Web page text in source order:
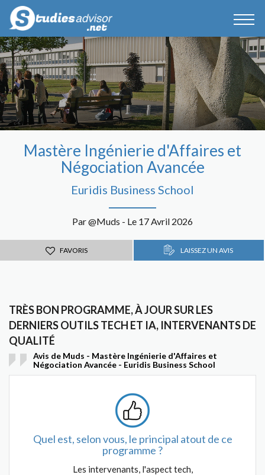
Mastère Ingénierie d'Affaires et
Négociation Avancée
Euridis Business School
Par @Muds - Le 17 Avril 2026
FAVORIS LAISSEZ UN AVIS
TRÈS BON PROGRAMME, À JOUR SUR LES
DERNIERS OUTILS TECH ET IA, INTERVENANTS DE
QUALITÉ
Avis de Muds - Mastère Ingénierie d'Affaires et
Négociation Avancée - Euridis Business School
Quel est, selon vous, le principal atout de ce
programme ?
Les intervenants, l'aspect tech,